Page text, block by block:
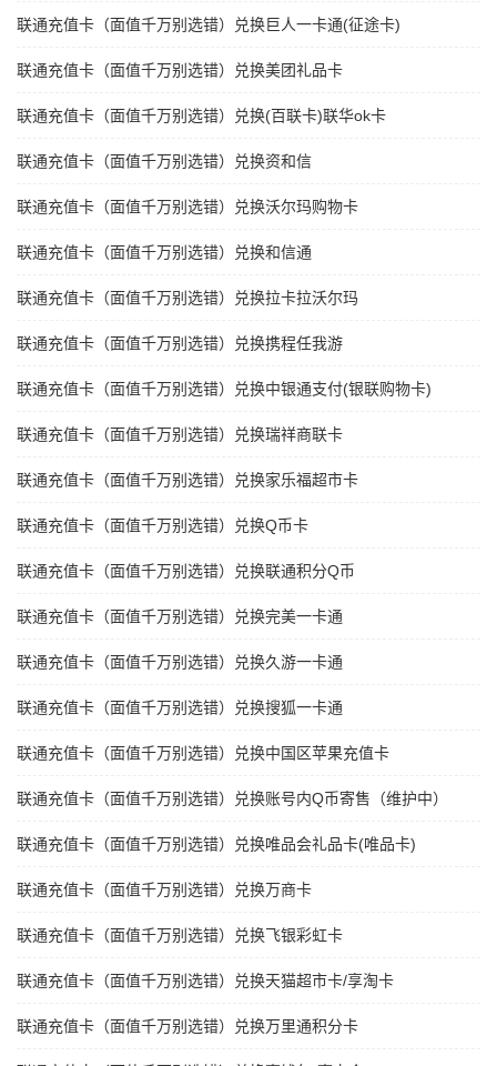
联通充值卡（面值千万别选错）兑换巨人一卡通(征途卡)
联通充值卡（面值千万别选错）兑换美团礼品卡
联通充值卡（面值千万别选错）兑换(百联卡)联华ok卡
联通充值卡（面值千万别选错）兑换资和信
联通充值卡（面值千万别选错）兑换沃尔玛购物卡
联通充值卡（面值千万别选错）兑换和信通
联通充值卡（面值千万别选错）兑换拉卡拉沃尔玛
联通充值卡（面值千万别选错）兑换携程任我游
联通充值卡（面值千万别选错）兑换中银通支付(银联购物卡)
联通充值卡（面值千万别选错）兑换瑞祥商联卡
联通充值卡（面值千万别选错）兑换家乐福超市卡
联通充值卡（面值千万别选错）兑换Q币卡
联通充值卡（面值千万别选错）兑换联通积分Q币
联通充值卡（面值千万别选错）兑换完美一卡通
联通充值卡（面值千万别选错）兑换久游一卡通
联通充值卡（面值千万别选错）兑换搜狐一卡通
联通充值卡（面值千万别选错）兑换中国区苹果充值卡
联通充值卡（面值千万别选错）兑换账号内Q币寄售（维护中）
联通充值卡（面值千万别选错）兑换唯品会礼品卡(唯品卡)
联通充值卡（面值千万别选错）兑换万商卡
联通充值卡（面值千万别选错）兑换飞银彩虹卡
联通充值卡（面值千万别选错）兑换天猫超市卡/享淘卡
联通充值卡（面值千万别选错）兑换万里通积分卡